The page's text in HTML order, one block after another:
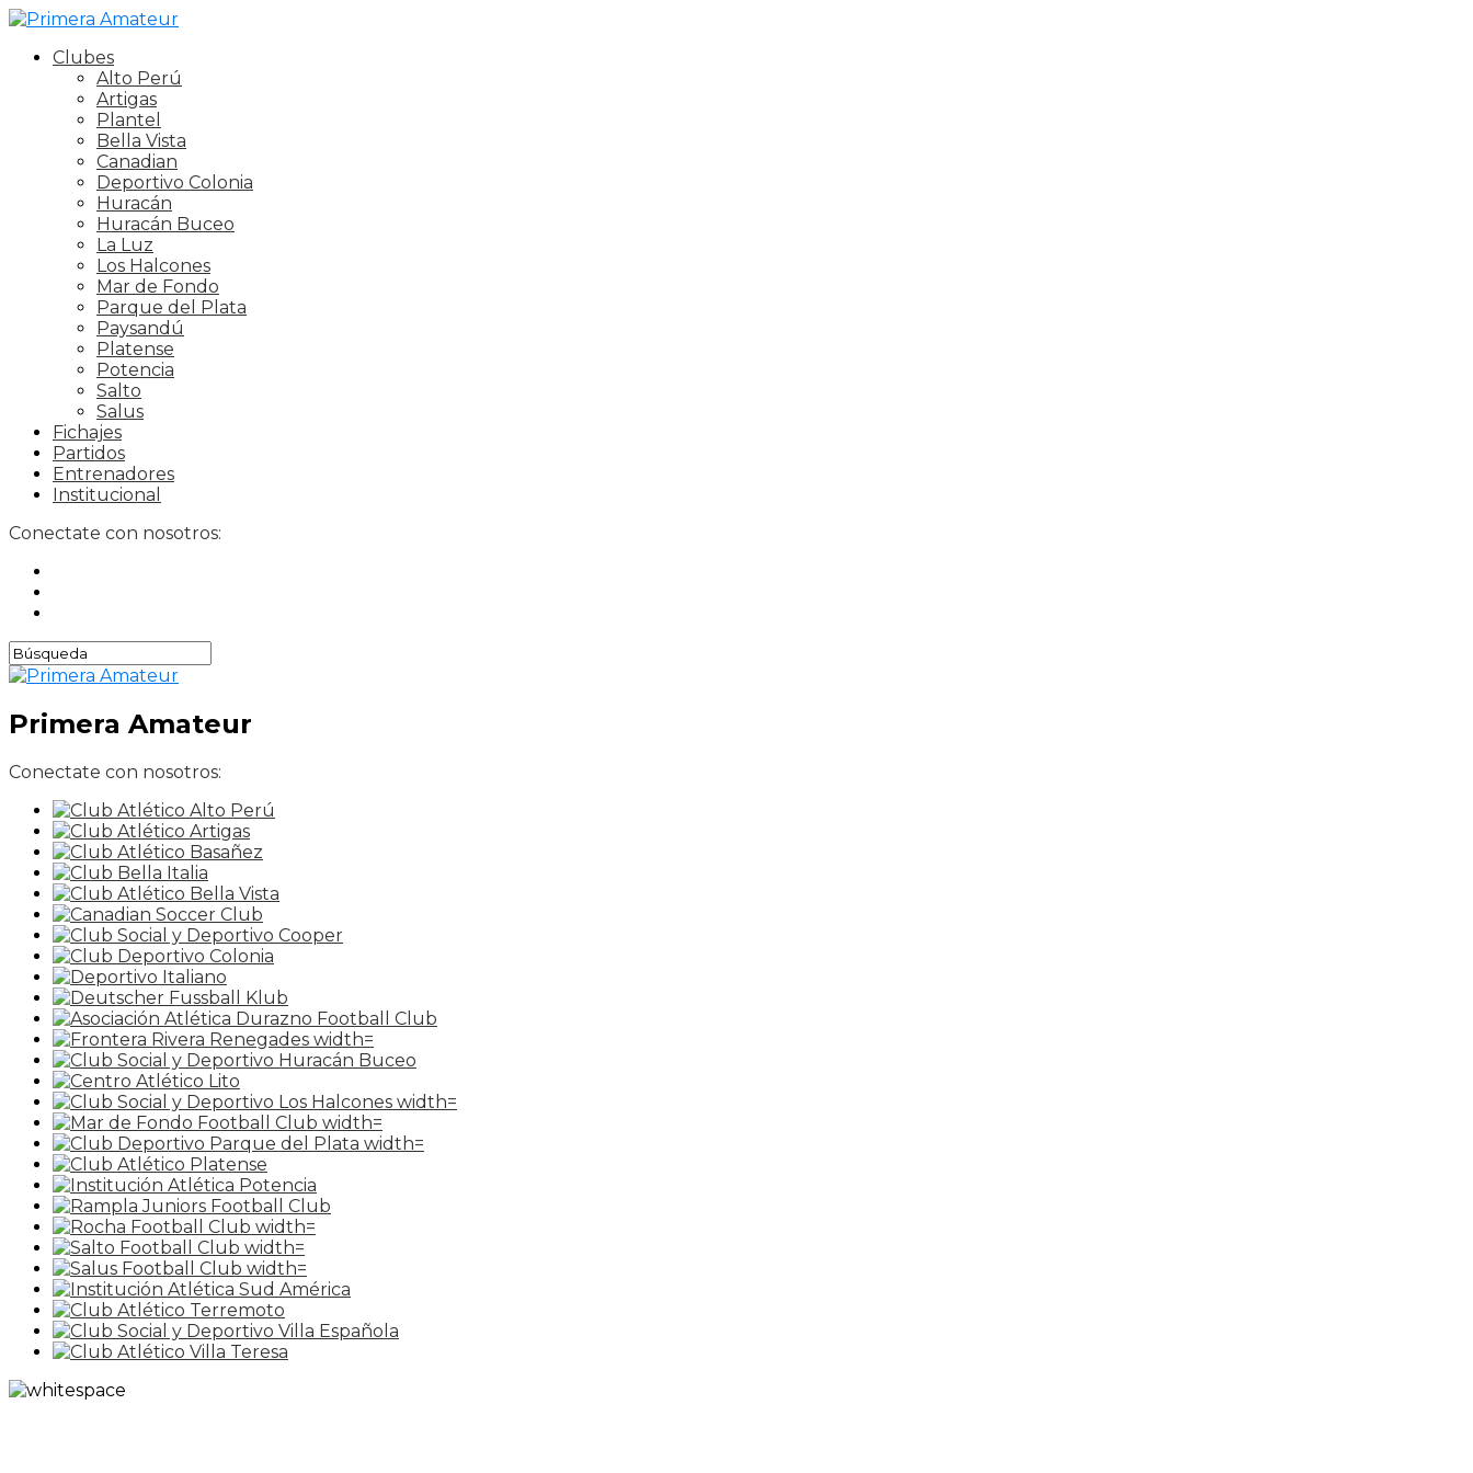
Clubes
Alto Perú
Artigas
Plantel
Bella Vista
Canadian
Deportivo Colonia
Huracán
Huracán Buceo
La Luz
Los Halcones
Mar de Fondo
Parque del Plata
Paysandú
Platense
Potencia
Salto
Salus
Fichajes
Partidos
Entrenadores
Institucional
Conectate con nosotros:
Primera Amateur
Conectate con nosotros: